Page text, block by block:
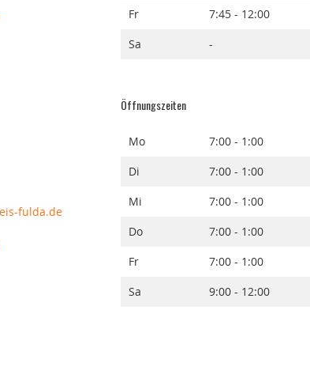
Fr
7:45 - 12:00
Sa
-
fulda.de
Öffnungszeiten
Mo
7:00 - 1:00
Di
7:00 - 1:00
Mi
7:00 - 1:00
Do
7:00 - 1:00
Fr
7:00 - 1:00
Sa
9:00 - 12:00